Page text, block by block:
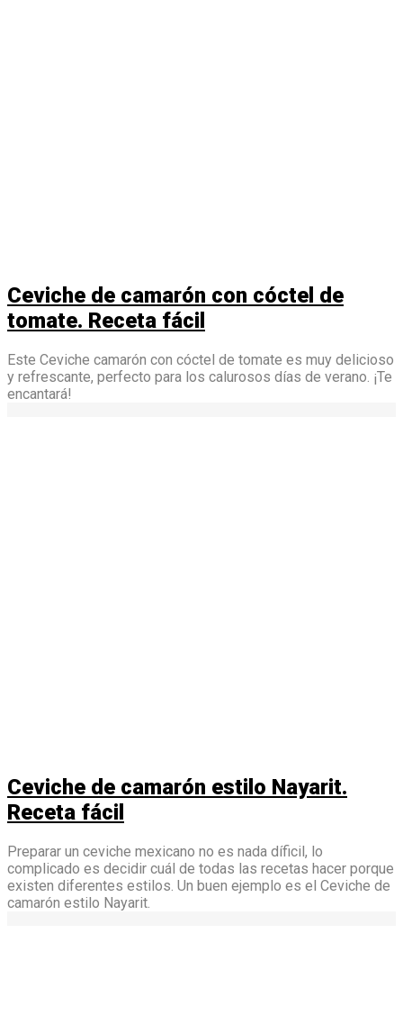
Ceviche de camarón con cóctel de
tomate. Receta fácil
Este Ceviche camarón con cóctel de tomate es muy delicioso
y refrescante, perfecto para los calurosos días de verano. ¡Te
encantará!
Ceviche de camarón estilo Nayarit.
Receta fácil
Preparar un ceviche mexicano no es nada díficil, lo
complicado es decidir cuál de todas las recetas hacer porque
existen diferentes estilos. Un buen ejemplo es el Ceviche de
camarón estilo Nayarit.